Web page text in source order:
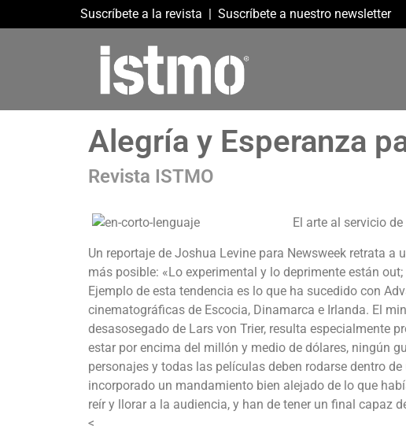
Suscríbete a la revista | Suscríbete a nuestro newsletter
Alegría y Esperanza
Revista ISTMO
El arte al servicio
Un reportaje de Joshua Levine para Newsweek retrata
más posible: «Lo experimental y lo deprimente están
Ejemplo de esta tendencia es lo que ha sucedido con
cinematográficas de Escocia, Dinamarca e Irlanda. El
desasosegado de Lars von Trier, resulta especialmente
estar por encima del millón y medio de dólares, ningún
personajes y todas las películas deben rodarse dentro
incorporado un mandamiento bien alejado de lo que
reír y llorar a la audiencia, y han de tener un final capaz
<